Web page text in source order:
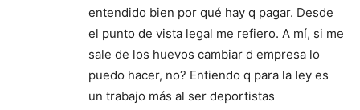
entendido bien por qué hay q pagar. Desde
el punto de vista legal me refiero. A mí, si me
sale de los huevos cambiar d empresa lo
puedo hacer, no? Entiendo q para la ley es
un trabajo más al ser deportistas